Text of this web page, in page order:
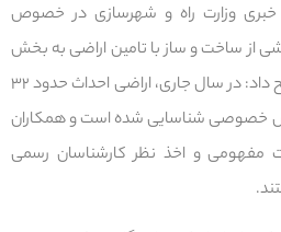
خبری وزارت راه و شهرسازی در خصوص
از ساخت و ساز با تامین اراضی به بخش
خصوصی واگذار می‌شود، توضیح داد: در سال جاری، اراضی احداث حدود ۳۲
خصوصی شناسایی شده است و همکاران
مفهومی و اخذ نظر کارشناسان رسمی